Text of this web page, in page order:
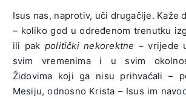
Isus nas, naprotiv, uči drugačije. Kaže
– koliko god u određenom trenutku
ili pak politički nekorektne –vrijede
svim vremenima i u svim
Židovima koji ga nisu prihvaćali –
Mesiju, odnosno Krista – Isus im